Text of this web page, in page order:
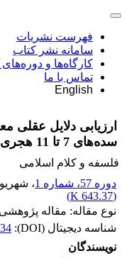
فهرست نشریات
سامانه نشر کتاب
کارگاه‌ها و
تماس با ما
English
ارزیابی دلایل عقلی
سده‌های 7 تا 11 هجری
فلسفه و کلام اسلامی
دوره 57، شماره 1
، شهریور
(
643.37 K
)
نوع مقاله: مقاله پژوهشی
شناسه دیجیتال (DOI):
نویسندگان